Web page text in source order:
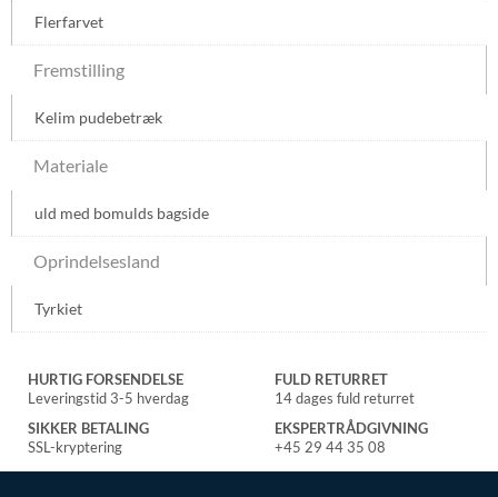
Flerfarvet
Fremstilling
Kelim pudebetræk
Materiale
uld med bomulds bagside
Oprindelsesland
Tyrkiet
HURTIG FORSENDELSE
Leveringstid 3-5 hverdag
FULD RETURRET
14 dages fuld returret
SIKKER BETALING
SSL-kryptering
EKSPERTRÅDGIVNING
+45 29 44 35 08